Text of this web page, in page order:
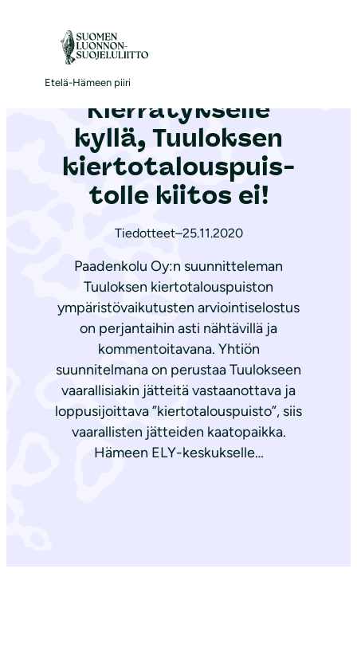
Etelä-Hämeen piiri
Etelä-Häme|Ajankohtaista
Kierrätykselle
kyllä, Tuuloksen
kier­to­ta­lous­puis­
tol­le kiitos ei!
Tiedotteet–25.11.2020
Paadenkolu Oy:n suunnitteleman
Tuuloksen kiertotalouspuiston
ympäristövaikutusten arviointiselostus
on perjantaihin asti nähtävillä ja
kommentoitavana. Yhtiön
suunnitelmana on perustaa Tuulokseen
vaarallisiakin jätteitä vastaanottava ja
loppusijoittava ”kiertotalouspuisto”, siis
vaarallisten jätteiden kaatopaikka.
Hämeen ELY-keskukselle…